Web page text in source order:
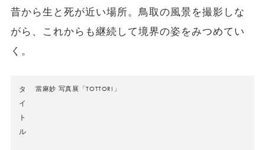
昔から生と死が近い場所。鳥取の風景を撮影しな
がら、これからも継続して境界の姿をみつめてい
く。
タ
イ
ト
ル
當麻妙 写真展「TOTTORI」